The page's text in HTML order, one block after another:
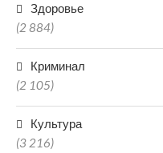
Здоровье
(2 884)
Криминал
(2 105)
Культура
(3 216)